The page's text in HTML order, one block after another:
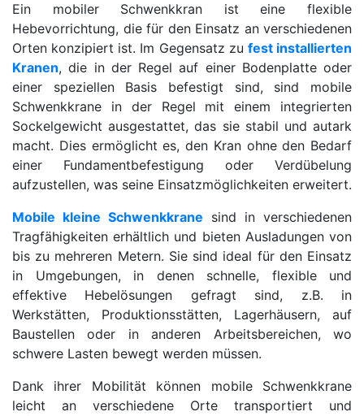
Ein mobiler Schwenkkran ist eine flexible
Hebevorrichtung, die für den Einsatz an verschiedenen
Orten konzipiert ist. Im Gegensatz zu fest installierten
Kranen, die in der Regel auf einer Bodenplatte oder
einer speziellen Basis befestigt sind, sind mobile
Schwenkkrane in der Regel mit einem integrierten
Sockelgewicht ausgestattet, das sie stabil und autark
macht. Dies ermöglicht es, den Kran ohne den Bedarf
einer Fundamentbefestigung oder Verdübelung
aufzustellen, was seine Einsatzmöglichkeiten erweitert.
Mobile kleine Schwenkkrane sind in verschiedenen
Tragfähigkeiten erhältlich und bieten Ausladungen von
bis zu mehreren Metern. Sie sind ideal für den Einsatz
in Umgebungen, in denen schnelle, flexible und
effektive Hebelösungen gefragt sind, z.B. in
Werkstätten, Produktionsstätten, Lagerhäusern, auf
Baustellen oder in anderen Arbeitsbereichen, wo
schwere Lasten bewegt werden müssen.
Dank ihrer Mobilität können mobile Schwenkkrane
leicht an verschiedene Orte transportiert und